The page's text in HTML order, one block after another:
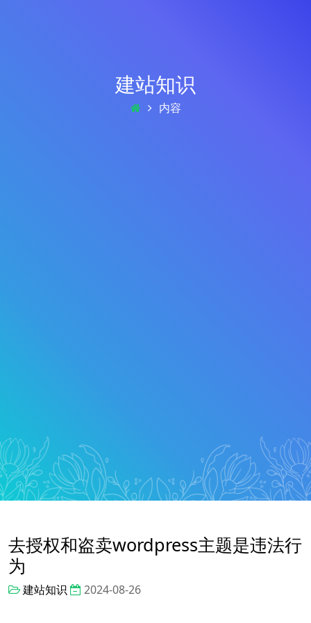
建站知识
内容
去授权和盗卖wordpress主题是违法行
为
建站知识 2024-08-26